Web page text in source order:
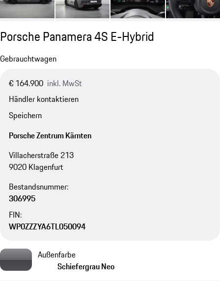
Porsche Panamera 4S E-Hybrid
Gebrauchtwagen
€ 164.900 inkl. MwSt
Händler kontaktieren
Speichern
Porsche Zentrum Kärnten
Villacherstraße 213
9020 Klagenfurt
Bestandsnummer:
306995
FIN:
WP0ZZZYA6TL050094
Außenfarbe
Schiefergrau Neo